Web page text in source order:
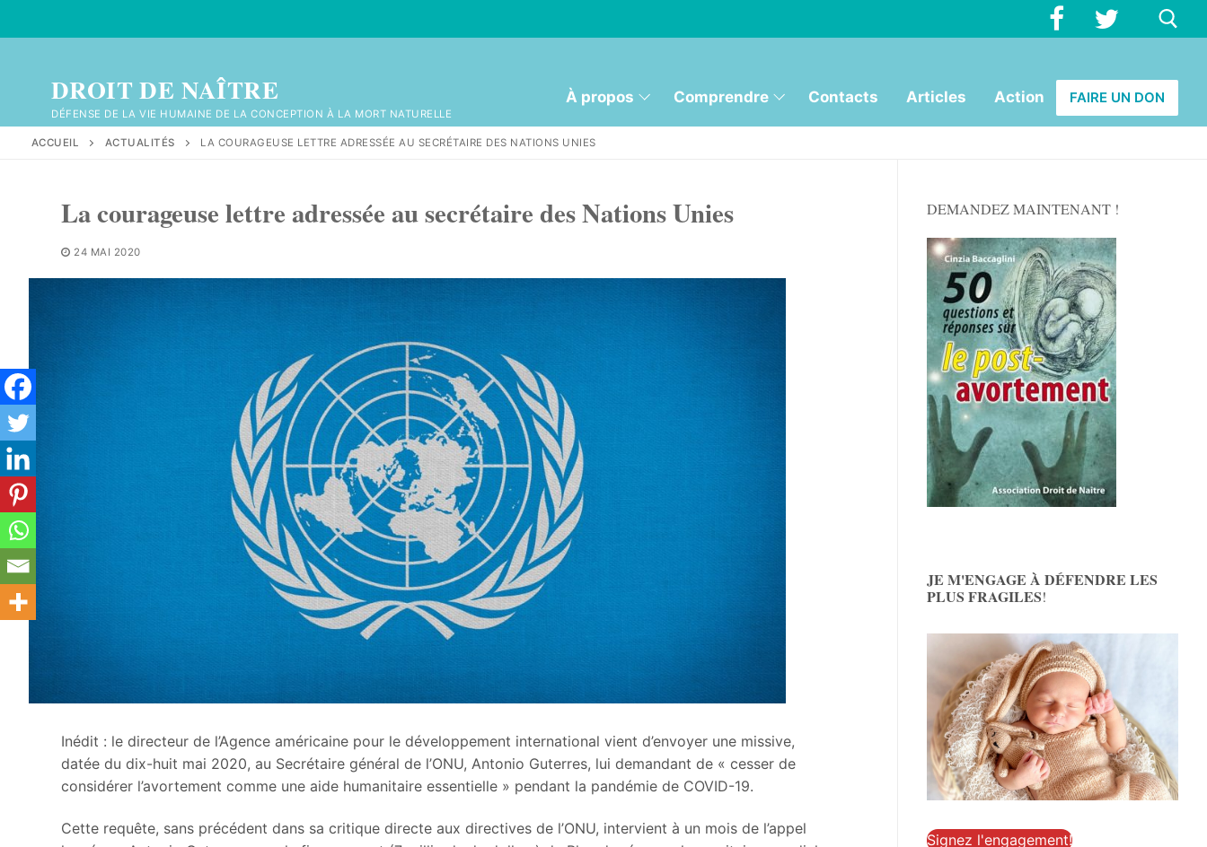
Rechercher :
DROIT DE NAÎTRE
DÉFENSE DE LA VIE HUMAINE DE LA CONCEPTION À LA MORT NATURELLE
À propos Comprendre Contacts Articles Action FAIRE UN DON
ACCUEIL ACTUALITÉS LA COURAGEUSE LETTRE ADRESSÉE AU SECRÉTAIRE DES NATIONS UNIES
La courageuse lettre adressée au secrétaire des Nations Unies
24 MAI 2020
Inédit : le directeur de l’Agence américaine pour le développement international vient d’envoyer une missive,
datée du dix-huit mai 2020, au Secrétaire général de l’ONU, Antonio Guterres, lui demandant de « cesser de
considérer l’avortement comme une aide humanitaire essentielle » pendant la pandémie de COVID-19.
Cette requête, sans précédent dans sa critique directe aux directives de l’ONU, intervient à un mois de l’appel
DEMANDEZ MAINTENANT !
JE M'ENGAGE À DÉFENDRE LES
PLUS FRAGILES!
Signez l'engagement!